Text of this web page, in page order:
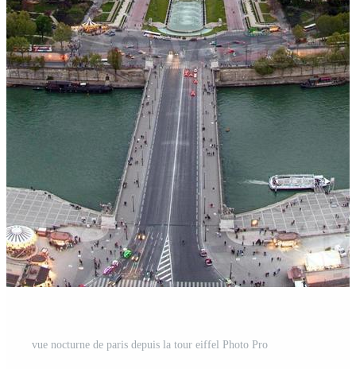
vue nocturne de paris depuis la tour eiffel Photo Pro